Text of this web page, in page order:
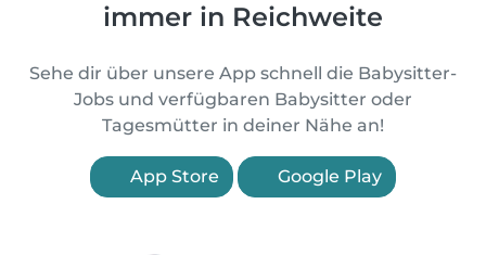
immer in Reichweite
Sehe dir über unsere App schnell die Babysitter-
Jobs und verfügbaren Babysitter oder
Tagesmütter in deiner Nähe an!
App Store Google Play